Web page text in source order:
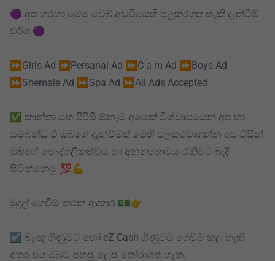
🟣 අප හරහා මෙම වෙබ් අඩවියෙහි පළකරගත හැකි දැන්වීම්
වර්ග 🟣
⏩Girls Ad ⏩Persanal Ad ⏩C a m Ad ⏩Boys Ad
⏩Shemale Ad ⏩Spa Ad ⏩All Ads Accepted
✅ කාන්තා සහ පිරිමි ඕනෑම අයෙක් විශ්වාසයෙන් අප හා
සම්බන්ධ වී ඔබගේ දැන්වීමත් මෙහි පලකරවාගන්න අප විසින්
ඔබගේ පෞද්ගලිකත්වය හා අනන්‍යතාවය රැකීමට බැදී
සිටින්නෙමු 💯💪
මුදල් ගෙවීම් කරන ආකාර 💵👉
☑️ බැංකු ගිණුමට හෝ eZ Cash ගිණුමට ගෙවීම් කල හැකි
අතර එය ඔබට පහසු ලෙස තෝරාගත හැක.